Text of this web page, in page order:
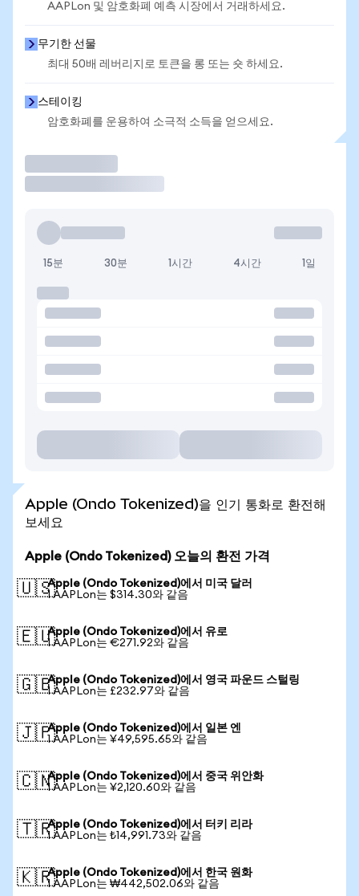
AAPLon 및 암호화폐 예측 시장에서 거래하세요.
무기한 선물
최대 50배 레버리지로 토큰을 롱 또는 숏 하세요.
스테이킹
암호화폐를 운용하여 소극적 소득을 얻으세요.
15분 30분 1시간 4시간 1일
Apple (Ondo Tokenized)을 인기 통화로 환전해
보세요
Apple (Ondo Tokenized) 오늘의 환전 가격
🇺🇸Apple (Ondo Tokenized)에서 미국 달러
1 AAPLon는 $314.30와 같음
🇪🇺Apple (Ondo Tokenized)에서 유로
1 AAPLon는 €271.92와 같음
🇬🇧Apple (Ondo Tokenized)에서 영국 파운드 스털링
1 AAPLon는 £232.97와 같음
🇯🇵Apple (Ondo Tokenized)에서 일본 엔
1 AAPLon는 ¥49,595.65와 같음
🇨🇳Apple (Ondo Tokenized)에서 중국 위안화
1 AAPLon는 ¥2,120.60와 같음
🇹🇷Apple (Ondo Tokenized)에서 터키 리라
1 AAPLon는 ₺14,991.73와 같음
🇰🇷Apple (Ondo Tokenized)에서 한국 원화
1 AAPLon는 ₩442,502.06와 같음